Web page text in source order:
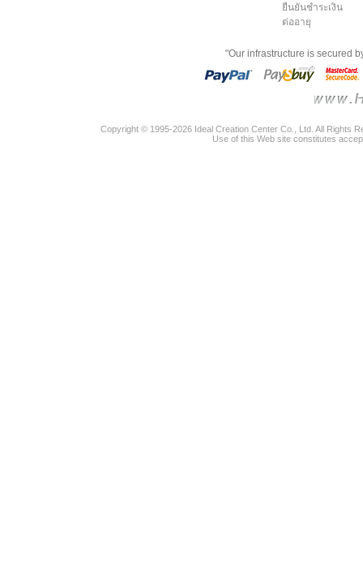
ยืนยันชำระเงิน
ต่ออายุ
"Our infrastructure is secured
Copyright © 1995-2026 Ideal Creation Center Co., Ltd. All Rights
Use of this Web site constitutes